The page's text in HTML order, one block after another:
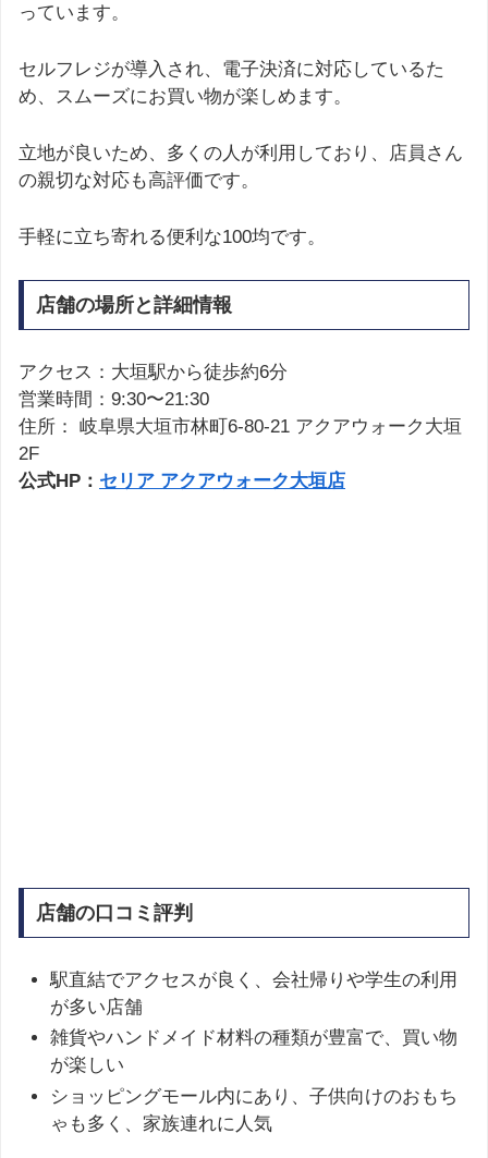
っています。
セルフレジが導入され、電子決済に対応しているた
め、スムーズにお買い物が楽しめます。
立地が良いため、多くの人が利用しており、店員さん
の親切な対応も高評価です。
手軽に立ち寄れる便利な100均です。
店舗の場所と詳細情報
アクセス：大垣駅から徒歩約6分
営業時間：9:30〜21:30
住所： 岐阜県大垣市林町6-80-21 アクアウォーク大垣
2F
公式HP： セリア アクアウォーク大垣店
店舗の口コミ評判
駅直結でアクセスが良く、会社帰りや学生の利用
が多い店舗
雑貨やハンドメイド材料の種類が豊富で、買い物
が楽しい
ショッピングモール内にあり、子供向けのおもち
ゃも多く、家族連れに人気